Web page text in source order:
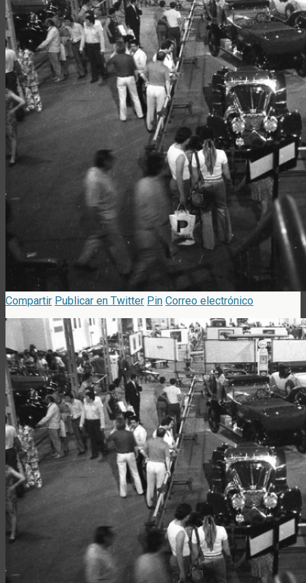
Compartir Publicar en Twitter Pin Correo electrónico